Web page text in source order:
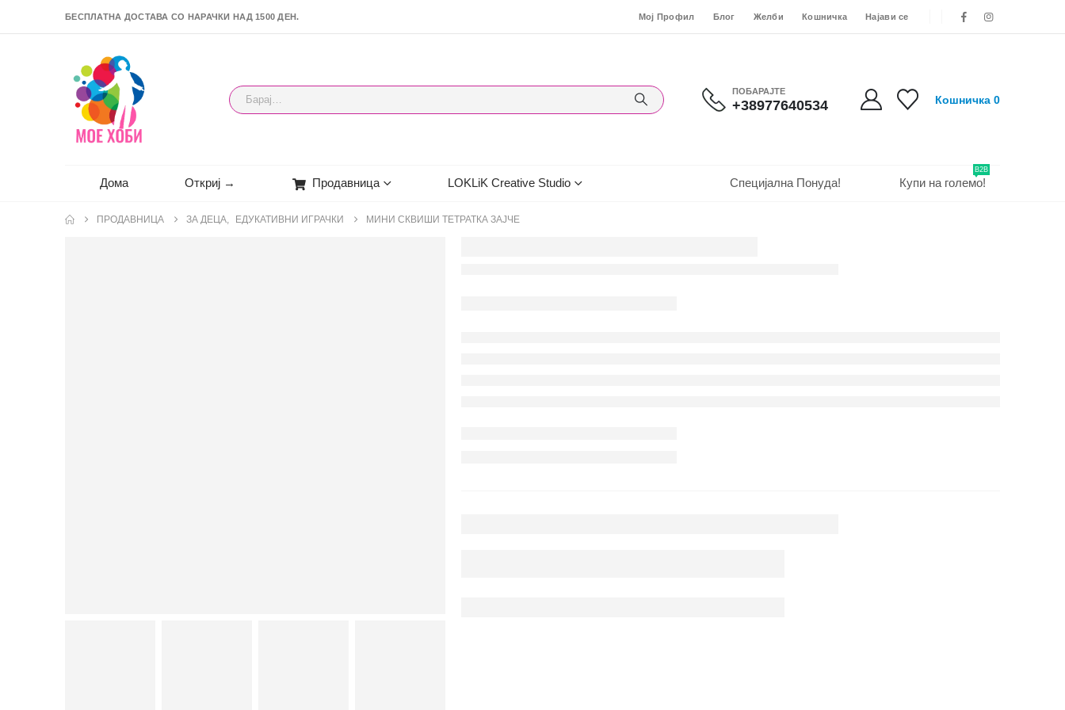
БЕСПЛАТНА ДОСТАВА СО НАРАЧКИ НАД 1500 ДЕН. Мој Профил Блог Желби Кошничка Најави се
ПОБАРАЈТЕ
+38977640534 Кошничка 0
Дома Откриј → Продавница LOKLiK Creative Studio Специјална Понуда! Купи на големо!
B2B
ПРОДАВНИЦА ЗА ДЕЦА, ЕДУКАТИВНИ ИГРАЧКИ МИНИ СКВИШИ ТЕТРАТКА ЗАЈЧЕ